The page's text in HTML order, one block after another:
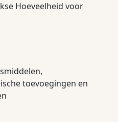
Hoeveelheid voor
toevoegingen en